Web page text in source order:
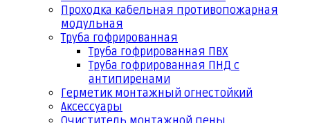
Проходка кабельная противопожарная
модульная
Труба гофрированная
Труба гофрированная ПВХ
Труба гофрированная ПНД с
антипиренами
Герметик монтажный огнестойкий
Аксессуары